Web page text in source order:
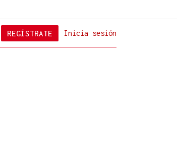
Inicia sesión
REGÍSTRATE